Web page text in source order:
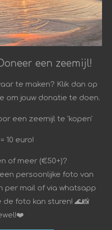
een zeemijl!
te maken? Klik dan op
om jouw donatie te doen.
een zeemijl te 'kopen'
10 euro!
of meer (€50+)?
persoonlijke foto van
per mail of via whatsapp
foto kan sturen! 🌊📸